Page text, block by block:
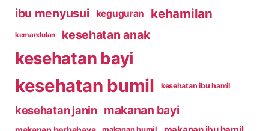
ibu menyusui keguguran kehamilan
kemandulan kesehatan anak
kesehatan bayi
kesehatan bumil kesehatan ibu hamil
kesehatan janin makanan bayi